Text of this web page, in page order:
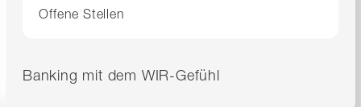
Offene Stellen
Banking mit dem WIR-Gefühl